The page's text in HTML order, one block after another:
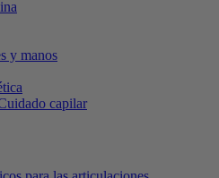
y manos
capilar